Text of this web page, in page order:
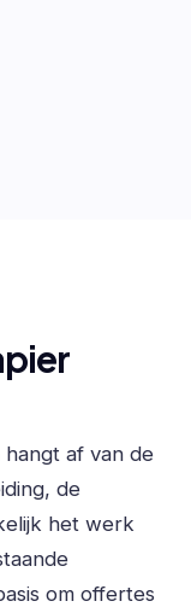
af van de
de
het werk
om offertes